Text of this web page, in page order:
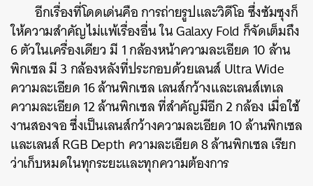
อีกเรื่องที่โดดเด่นคือ การถ่ายรูปและวิดีโอ ซึ่งซัมซุงก็
ให้ความสำคัญไม่แพ้เรื่องอื่น ใน Galaxy Fold ก็จัดเต็มถึง
6 ตัวในเครื่องเดียว มี 1 กล้องหน้าความละเอียด 10 ล้าน
พิกเซล มี 3 กล้องหลังที่ประกอบด้วยเลนส์ Ultra Wide
ความละเอียด 16 ล้านพิกเซล เลนส์กว้างและเลนส์เทเล
ความละเอียด 12 ล้านพิกเซล ที่สำคัญมีอีก 2 กล้อง เมื่อใช้
งานสองจอ ซึ่งเป็นเลนส์กว้างความละเอียด 10 ล้านพิกเซล
และเลนส์ RGB Depth ความละเอียด 8 ล้านพิกเซล เรียก
ว่าเก็บหมดในทุกระยะและทุกความต้องการ
ค้นหา
SHARE TWEET LINE EMAIL